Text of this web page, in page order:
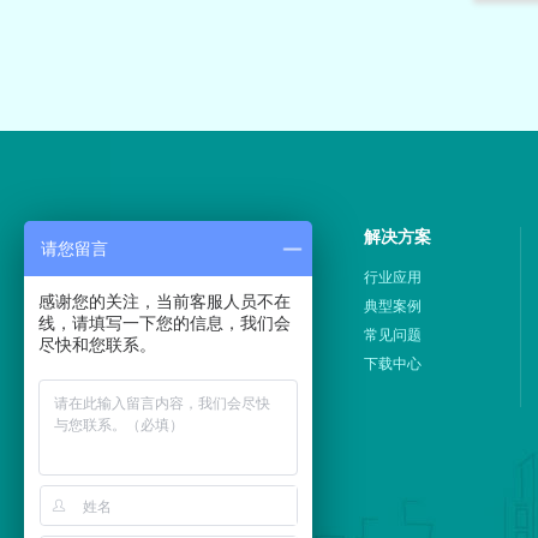
展示中心
硬件产品
系统服务
解决方案
行业应用
典型案例
常见问题
下载中心
请您留言
感谢您的关注，当前客服人员不在
线，请填写一下您的信息，我们会
尽快和您联系。